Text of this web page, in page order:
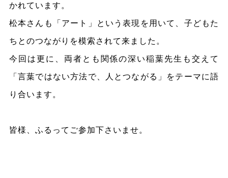
かれています。
松本さんも「アート」という表現を用いて、子どもた
ちとのつながりを模索されて来ました。
今回は更に、両者とも関係の深い稲葉先生も交えて
「言葉ではない方法で、人とつながる」をテーマに語
り合います。
皆様、ふるってご参加下さいませ。